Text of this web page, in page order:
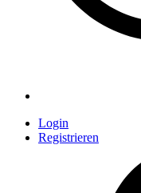
Login
Registrieren